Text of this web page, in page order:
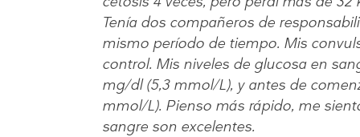
Tenía dos compañeros de
mismo período de tiempo. Mis
control. Mis niveles de glucosa en
mg/dl (5,3 mmol/L), y antes de
mmol/L). Pienso más rápido, me
sangre son excelentes.